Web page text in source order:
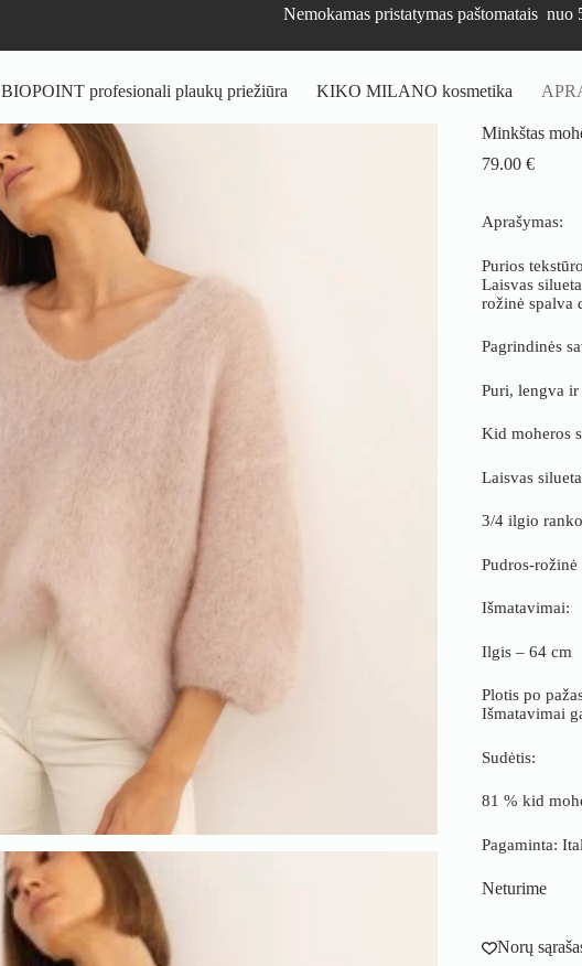
Nemokamas pristatymas paštomatais nuo
BIOPOINT profesionali plaukų priežiūra KIKO MILANO kosmetika
Minkštas
79.00€
Aprašymas:
Purios
Laisvas
rožinė spalva
Pagrindinės
Puri, lengva
Kid moheros
Laisvas
3/4 ilgio
Pudros-
Išmatavimai:
Ilgis – 64 cm
Plotis po
Išmatavimai
Sudėtis:
81 % kid
Pagaminta:
Neturime
Norų